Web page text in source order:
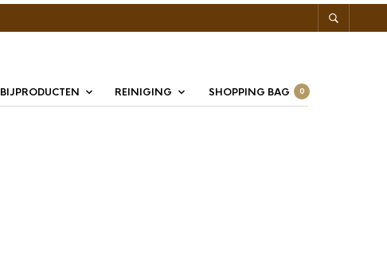
BIJPRODUCTEN REINIGING SHOPPING BAG 0